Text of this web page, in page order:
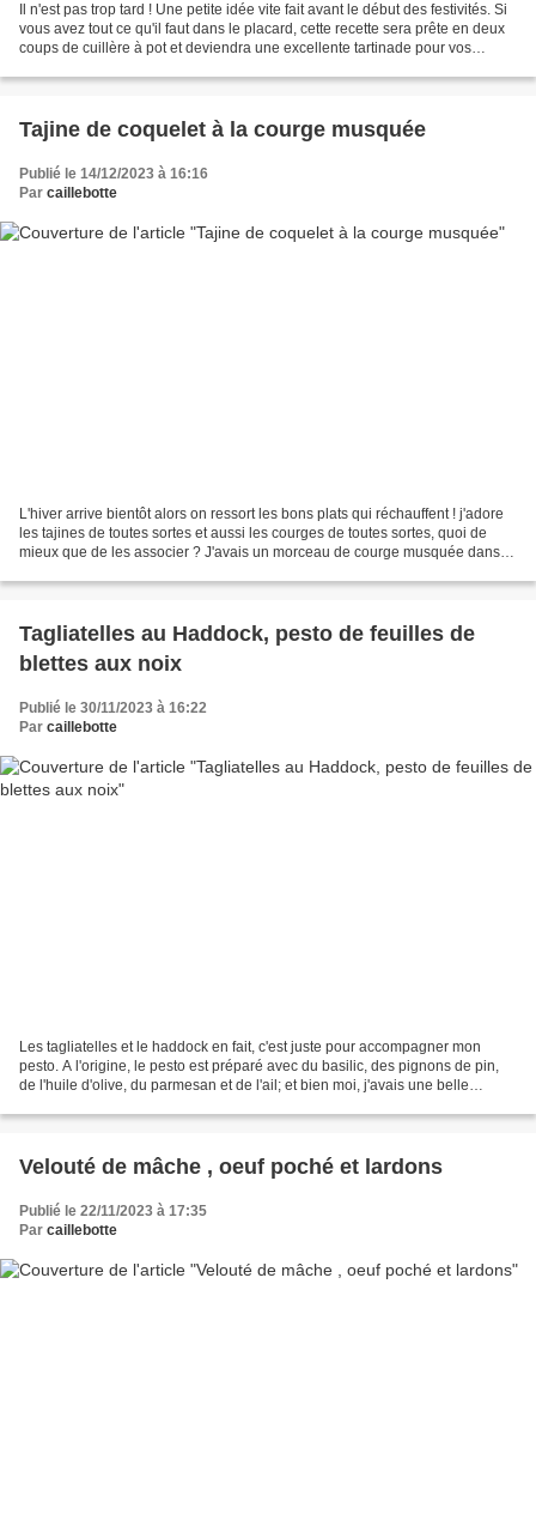
Il n'est pas trop tard ! Une petite idée vite fait avant le début des festivités. Si
vous avez tout ce qu'il faut dans le placard, cette recette sera prête en deux
coups de cuillère à pot et deviendra une excellente tartinade pour vos
Tajine de coquelet à la courge musquée
Publié le 14/12/2023 à 16:16
Par caillebotte
L'hiver arrive bientôt alors on ressort les bons plats qui réchauffent ! j'adore
les tajines de toutes sortes et aussi les courges de toutes sortes, quoi de
mieux que de les associer ? J'avais un morceau de courge musquée dans
Tagliatelles au Haddock, pesto de feuilles de
blettes aux noix
Publié le 30/11/2023 à 16:22
Par caillebotte
Les tagliatelles et le haddock en fait, c'est juste pour accompagner mon
pesto. A l'origine, le pesto est préparé avec du basilic, des pignons de pin,
de l'huile d'olive, du parmesan et de l'ail; et bien moi, j'avais une belle
Velouté de mâche , oeuf poché et lardons
Publié le 22/11/2023 à 17:35
Par caillebotte